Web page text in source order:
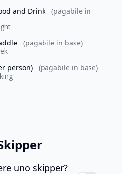
and Drink
(pagabile in
(pagabile in base)
person)
(pagabile in base)
uno skipper?